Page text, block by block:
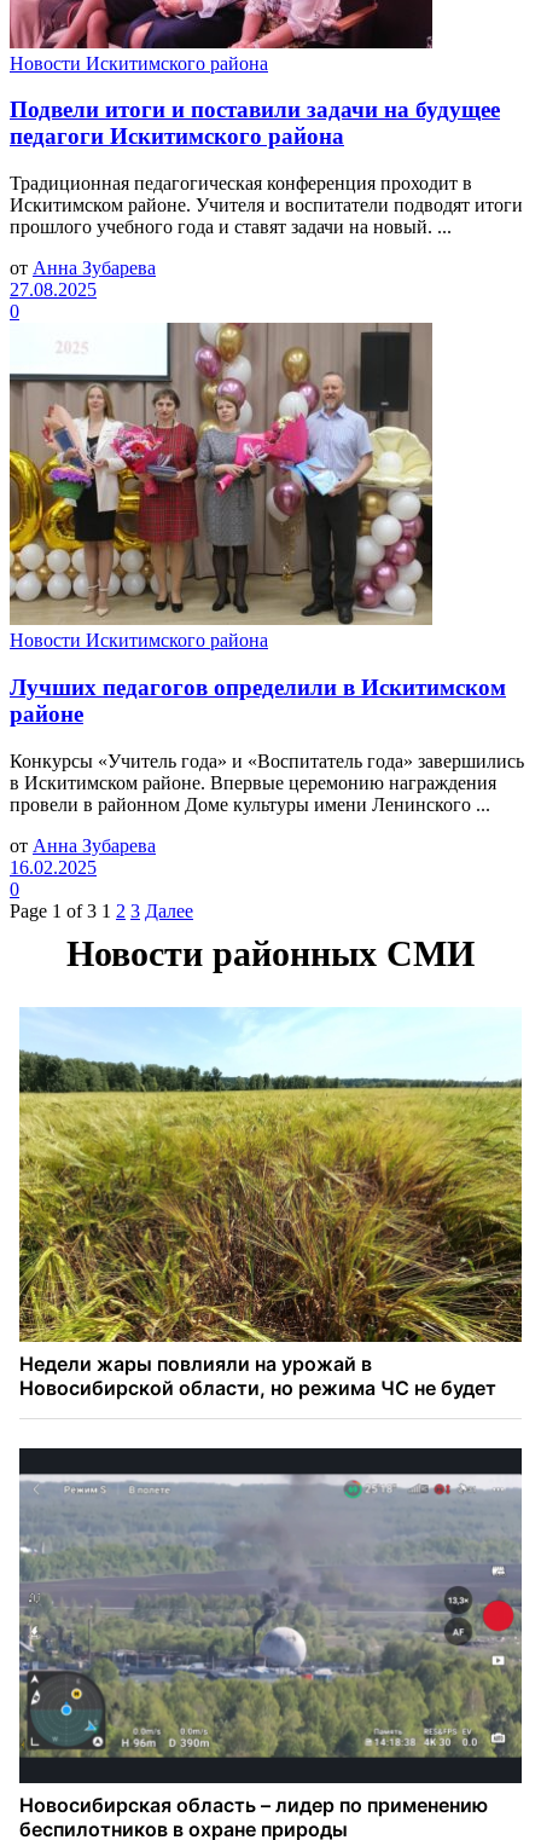
Новости Искитимского района
Подвели итоги и поставили задачи на будущее
педагоги Искитимского района
Традиционная педагогическая конференция проходит в
Искитимском районе. Учителя и воспитатели подводят итоги
прошлого учебного года и ставят задачи на новый. ...
от Анна Зубарева
27.08.2025
0
Новости Искитимского района
Лучших педагогов определили в Искитимском
районе
Конкурсы «Учитель года» и «Воспитатель года» завершились
в Искитимском районе. Впервые церемонию награждения
провели в районном Доме культуры имени Ленинского ...
от Анна Зубарева
16.02.2025
0
Page 1 of 3 1 2 3 Далее